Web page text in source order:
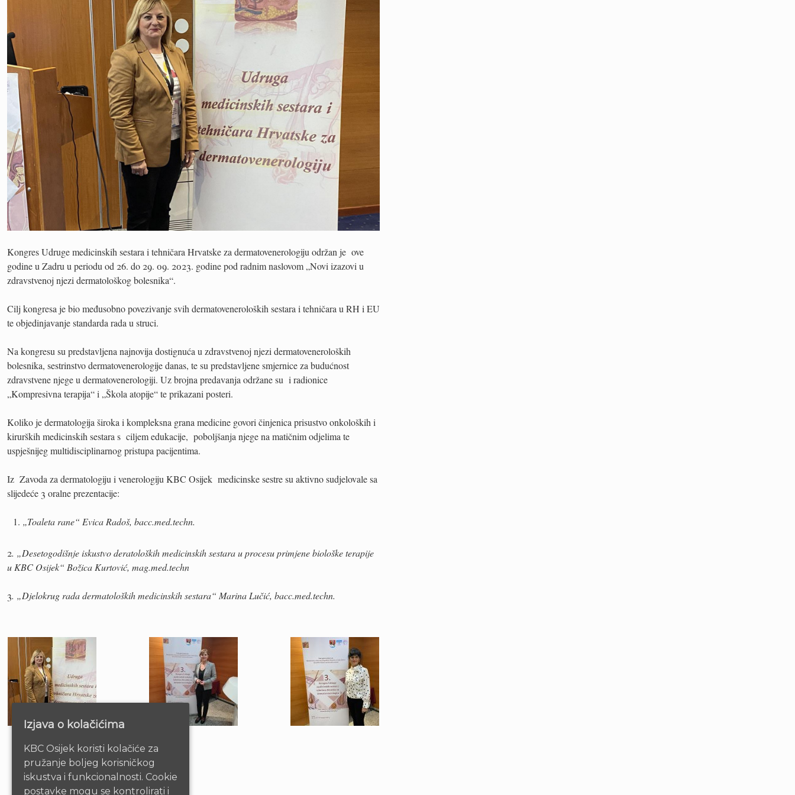
Kongres Udruge medicinskih sestara i tehničara Hrvatske za dermatovenerologiju održan je ove
godine u Zadru u periodu od 26. do 29. 09. 2023. godine pod radnim naslovom „Novi izazovi u
zdravstvenoj njezi dermatološkog bolesnika“.
Cilj kongresa je bio međusobno povezivanje svih dermatoveneroloških sestara i tehničara u RH i EU
te objedinjavanje standarda rada u struci.
Na kongresu su predstavljena najnovija dostignuća u zdravstvenoj njezi dermatoveneroloških
bolesnika, sestrinstvo dermatovenerologije danas, te su predstavljene smjernice za budućnost
zdravstvene njege u dermatovenerologiji. Uz brojna predavanja održane su i radionice
„Kompresivna terapija“ i „Škola atopije“ te prikazani posteri.
Koliko je dermatologija široka i kompleksna grana medicine govori činjenica prisustvo onkoloških i
kirurških medicinskih sestara s ciljem edukacije, poboljšanja njege na matičnim odjelima te
uspješnijeg multidisciplinarnog pristupa pacijentima.
Iz Zavoda za dermatologiju i venerologiju KBC Osijek medicinske sestre su aktivno sudjelovale sa
slijedeće 3 oralne prezentacije:
„Toaleta rane“ Evica Radoš, bacc.med.techn.
2. „Desetogodišnje iskustvo deratoloških medicinskih sestara u procesu primjene biološke terapije
u KBC Osijek“ Božica Kurtović, mag.med.techn
3. „Djelokrug rada dermatoloških medicinskih sestara“ Marina Lučić, bacc.med.techn.
Izjava o kolačićima
KBC Osijek koristi kolačiće za
pružanje boljeg korisničkog
iskustva i funkcionalnosti. Cookie
postavke mogu se kontrolirati i